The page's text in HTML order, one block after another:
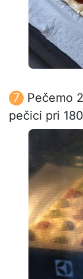
Pečemo
pečici pri